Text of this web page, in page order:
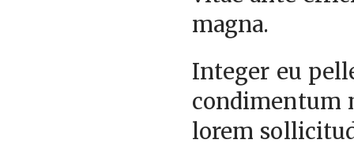
magna.
Integer eu
condimentum
lorem